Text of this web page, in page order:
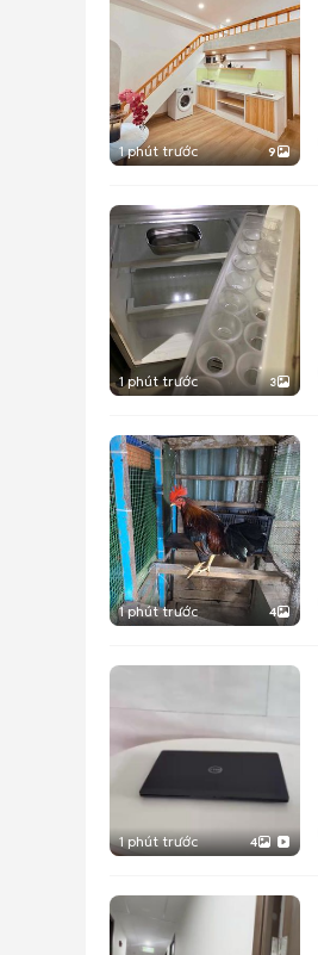
1 phút trước 9
1 phút trước 3
1 phút trước 4
1 phút trước 4